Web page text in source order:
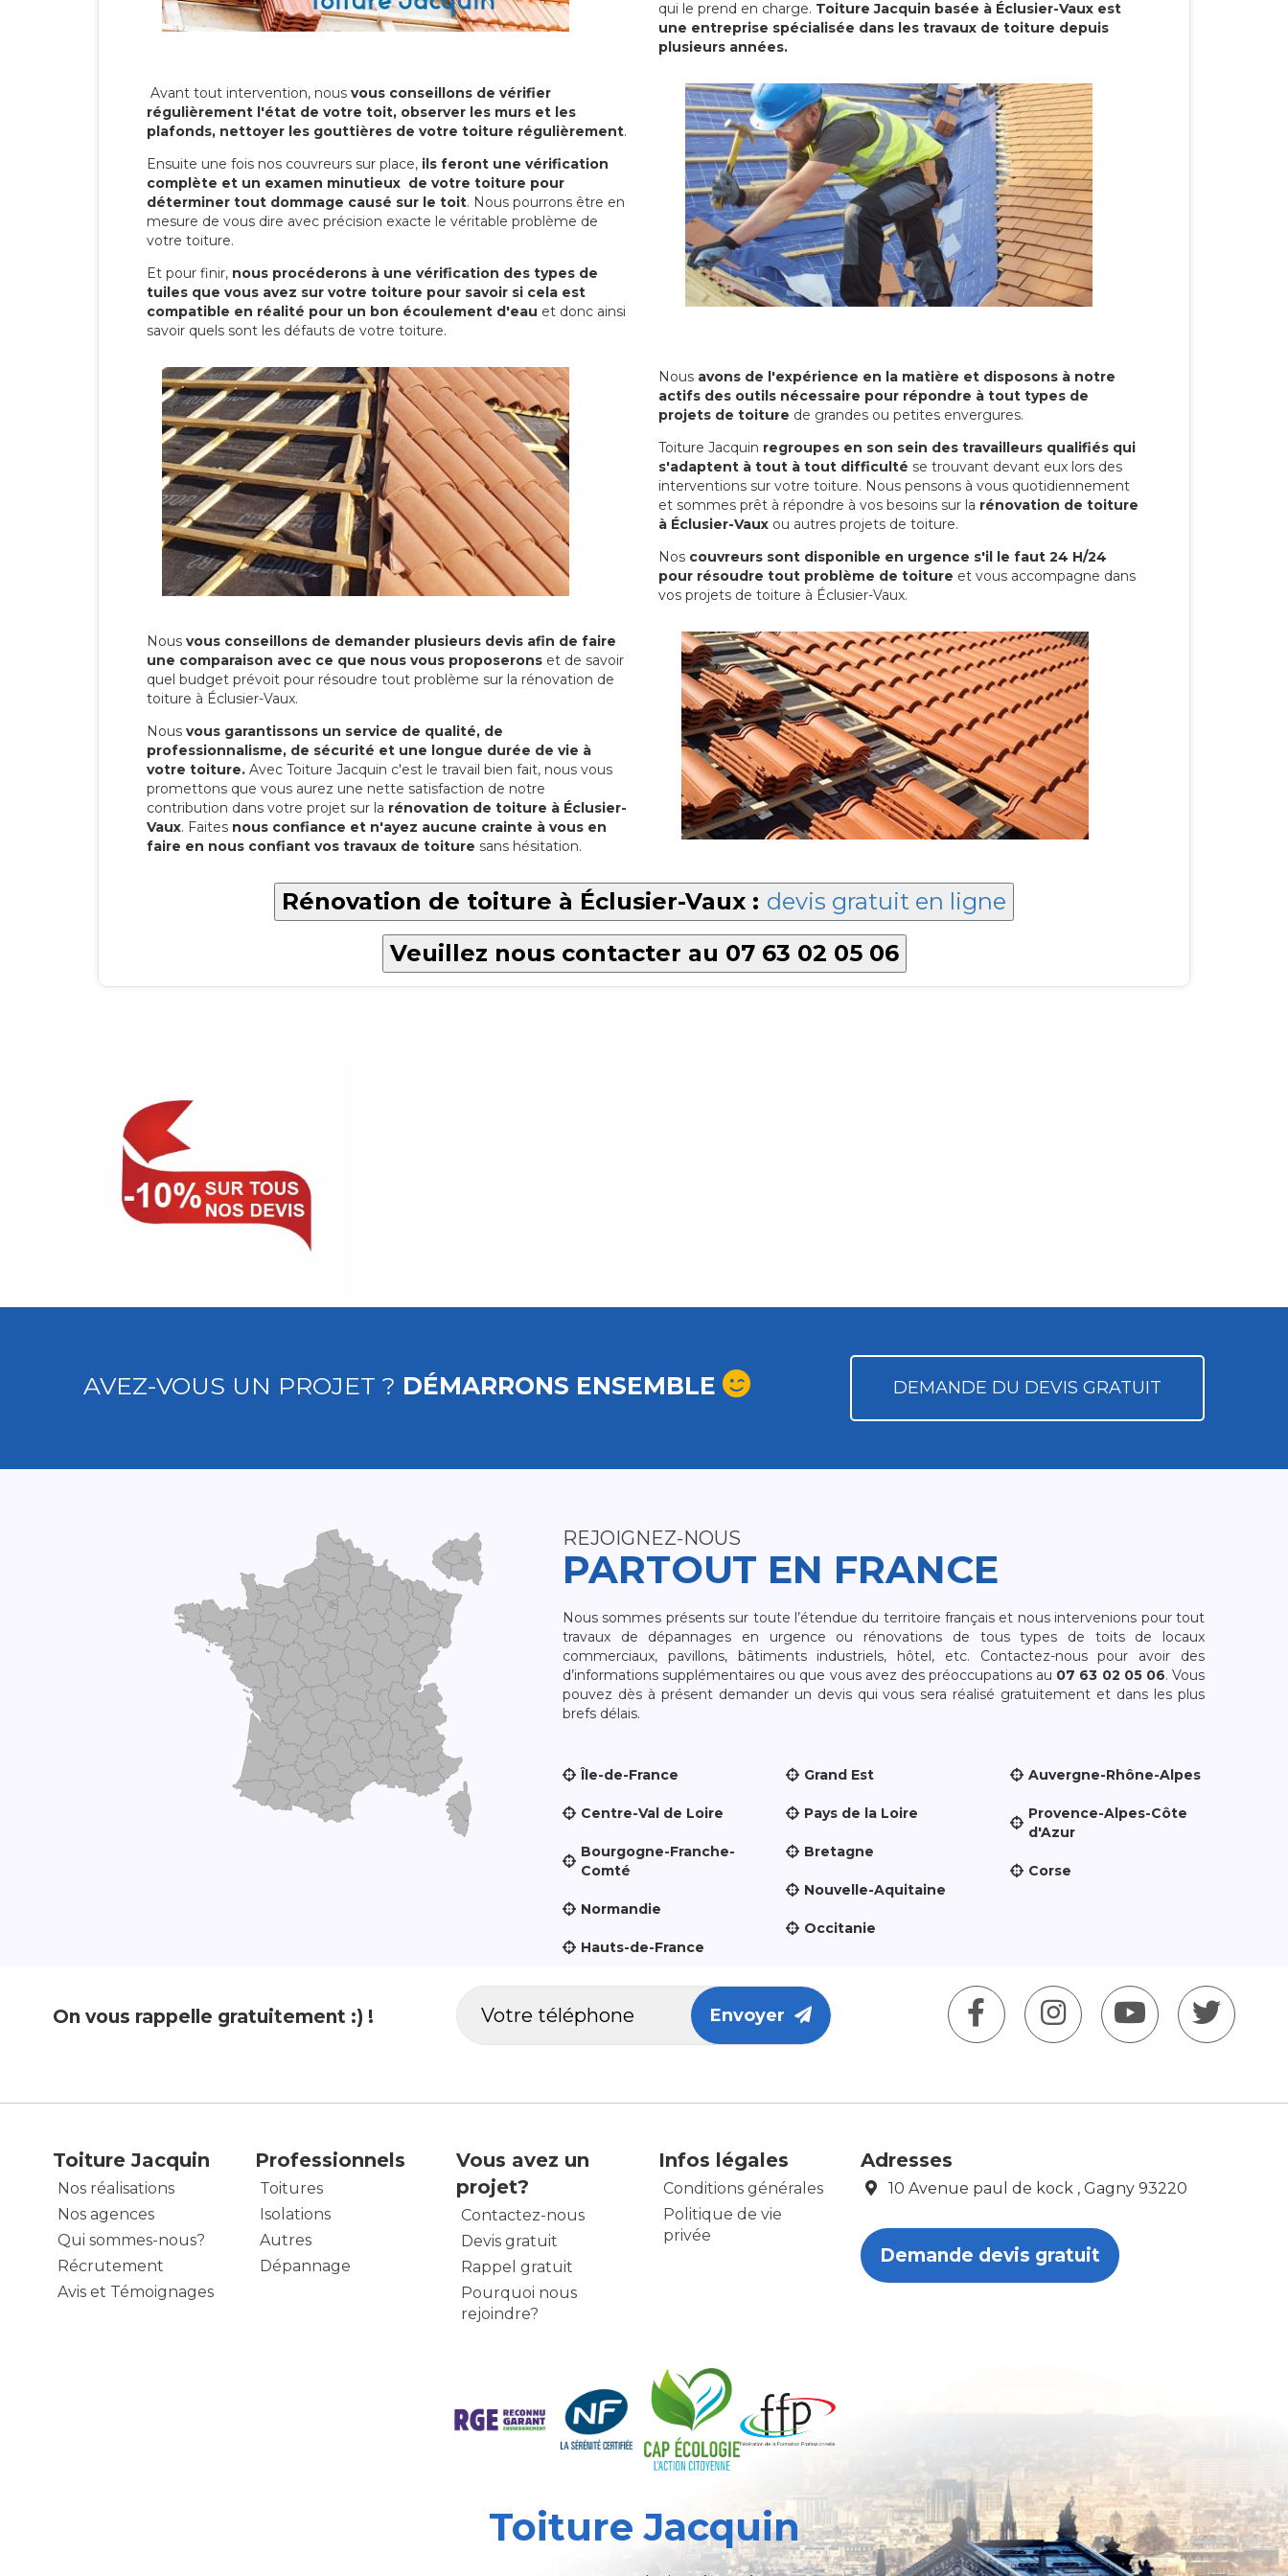
qui le prend en charge. Toiture Jacquin basée à Éclusier-Vaux est
une entreprise spécialisée dans les travaux de toiture depuis
plusieurs années.
Avant tout intervention, nous vous conseillons de vérifier
régulièrement l'état de votre toit, observer les murs et les
plafonds, nettoyer les gouttières de votre toiture régulièrement.
Ensuite une fois nos couvreurs sur place, ils feront une vérification
complète et un examen minutieux de votre toiture pour
déterminer tout dommage causé sur le toit. Nous pourrons être en
mesure de vous dire avec précision exacte le véritable problème de
votre toiture.
Et pour finir, nous procéderons à une vérification des types de
tuiles que vous avez sur votre toiture pour savoir si cela est
compatible en réalité pour un bon écoulement d'eau et donc ainsi
savoir quels sont les défauts de votre toiture.
Nous avons de l'expérience en la matière et disposons à notre
actifs des outils nécessaire pour répondre à tout types de
projets de toiture de grandes ou petites envergures.
Toiture Jacquin regroupes en son sein des travailleurs qualifiés qui
s'adaptent à tout à tout difficulté se trouvant devant eux lors des
interventions sur votre toiture. Nous pensons à vous quotidiennement
et sommes prêt à répondre à vos besoins sur la rénovation de toiture
à Éclusier-Vaux ou autres projets de toiture.
Nos couvreurs sont disponible en urgence s'il le faut 24 H/24
pour résoudre tout problème de toiture et vous accompagne dans
vos projets de toiture à Éclusier-Vaux.
Nous vous conseillons de demander plusieurs devis afin de faire
une comparaison avec ce que nous vous proposerons et de savoir
quel budget prévoit pour résoudre tout problème sur la rénovation de
toiture à Éclusier-Vaux.
Nous vous garantissons un service de qualité, de
professionnalisme, de sécurité et une longue durée de vie à
votre toiture. Avec Toiture Jacquin c'est le travail bien fait, nous vous
promettons que vous aurez une nette satisfaction de notre
contribution dans votre projet sur la rénovation de toiture à Éclusier-
Vaux. Faites nous confiance et n'ayez aucune crainte à vous en
faire en nous confiant vos travaux de toiture sans hésitation.
Rénovation de toiture à Éclusier-Vaux : devis gratuit en ligne
Veuillez nous contacter au 07 63 02 05 06
AVEZ-VOUS UN PROJET ? DÉMARRONS ENSEMBLE DEMANDE DU DEVIS GRATUIT
REJOIGNEZ-NOUS
PARTOUT EN FRANCE
Nous sommes présents sur toute l’étendue du territoire français et nous intervenions pour tout
travaux de dépannages en urgence ou rénovations de tous types de toits de locaux
commerciaux, pavillons, bâtiments industriels, hôtel, etc. Contactez-nous pour avoir des
d’informations supplémentaires ou que vous avez des préoccupations au 07 63 02 05 06. Vous
pouvez dès à présent demander un devis qui vous sera réalisé gratuitement et dans les plus
brefs délais.
Île-de-France
Centre-Val de Loire
Bourgogne-Franche-
Comté
Normandie
Hauts-de-France
Grand Est
Pays de la Loire
Bretagne
Nouvelle-Aquitaine
Occitanie
Auvergne-Rhône-Alpes
Provence-Alpes-Côte
d'Azur
Corse
On vous rappelle gratuitement :) ! Envoyer
Toiture Jacquin
Nos réalisations
Nos agences
Qui sommes-nous?
Récrutement
Avis et Témoignages
Professionnels
Toitures
Isolations
Autres
Dépannage
Vous avez un
projet?
Contactez-nous
Devis gratuit
Rappel gratuit
Pourquoi nous
rejoindre?
Infos légales
Conditions générales
Politique de vie
privée
Adresses
10 Avenue paul de kock , Gagny 93220
Demande devis gratuit
Toiture Jacquin